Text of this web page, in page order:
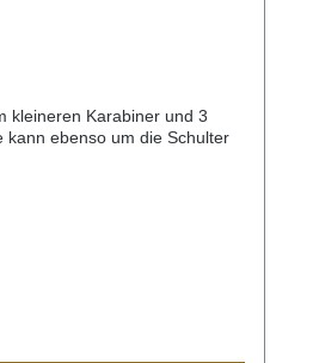
kleineren Karabiner und 3
ebenso um die Schulter